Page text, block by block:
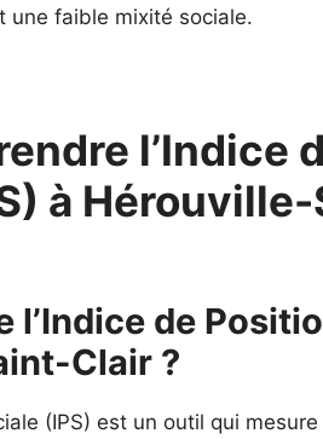
une faible mixité sociale.
l’Indice
à
l’Indice de
Clair ?
(IPS) est un outil qui